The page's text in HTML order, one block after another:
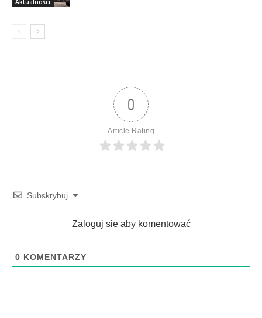
0
Article Rating
Subskrybuj
Zaloguj sie aby komentować
0 KOMENTARZY